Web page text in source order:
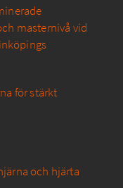
masternivå vid
för stärkt
och hjärta